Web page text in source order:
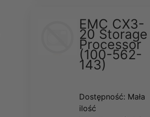
EMC CX3-
20 Storage
Processor
(100-562-
143)
Dostępność: Mała
ilość